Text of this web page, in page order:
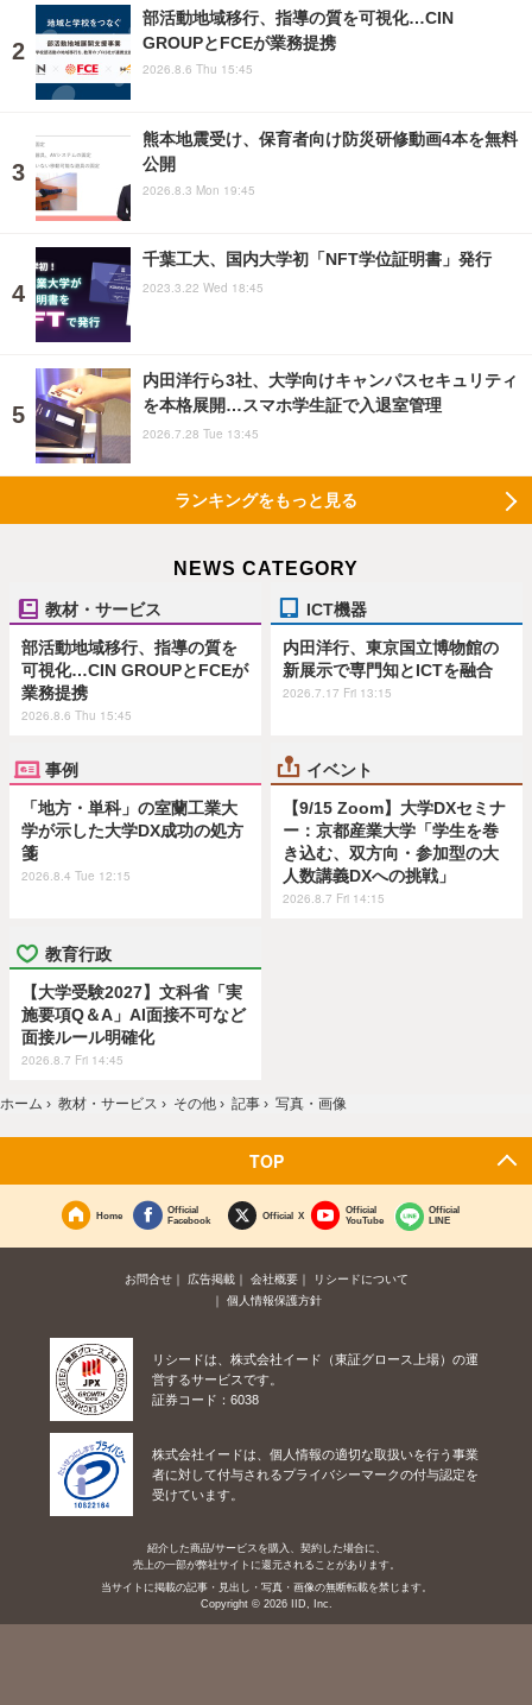
部活動地域移行、指導の質を可視化…CIN
GROUPとFCEが業務提携
2026.8.6 Thu 15:45
熊本地震受け、保育者向け防災研修動画4本を無料
公開
2026.8.3 Mon 19:45
千葉工大、国内大学初「NFT学位証明書」発行
2023.3.22 Wed 18:45
内田洋行ら3社、大学向けキャンパスセキュリティ
を本格展開…スマホ学生証で入退室管理
2026.7.28 Tue 13:45
ランキングをもっと見る
NEWS CATEGORY
教材・サービス
部活動地域移行、指導の質を
可視化…CIN GROUPとFCEが
業務提携
2026.8.6 Thu 15:45
ICT機器
内田洋行、東京国立博物館の
新展示で専門知とICTを融合
2026.7.17 Fri 13:15
事例
「地方・単科」の室蘭工業大
学が示した大学DX成功の処方
箋
2026.8.4 Tue 12:15
イベント
【9/15 Zoom】大学DXセミナ
ー：京都産業大学「学生を巻
き込む、双方向・参加型の大
人数講義DXへの挑戦」
2026.8.7 Fri 14:15
教育行政
【大学受験2027】文科省「実
施要項Q＆A」AI面接不可など
面接ルール明確化
2026.8.7 Fri 14:45
ホーム › 教材・サービス › その他 › 記事 › 写真・画像
TOP
Home
Official
Facebook
Official X
Official
YouTube
Official
LINE
お問合せ 広告掲載 会社概要
リシードについて
個人情報保護方針
リシードは、株式会社イード（東証グロース上場）の運
営するサービスです。
証券コード：6038
株式会社イードは、個人情報の適切な取扱いを行う事業
者に対して付与されるプライバシーマークの付与認定を
受けています。
紹介した商品/サービスを購入、契約した場合に、
売上の一部が弊社サイトに還元されることがあります。
当サイトに掲載の記事・見出し・写真・画像の無断転載を禁じます。
Copyright © 2026 IID, Inc.